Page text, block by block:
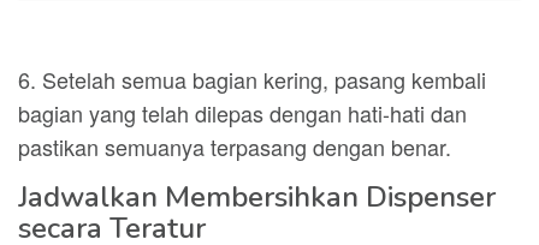
6. Setelah semua bagian kering, pasang kembali
bagian yang telah dilepas dengan hati-hati dan
pastikan semuanya terpasang dengan benar.
Jadwalkan Membersihkan Dispenser
secara Teratur